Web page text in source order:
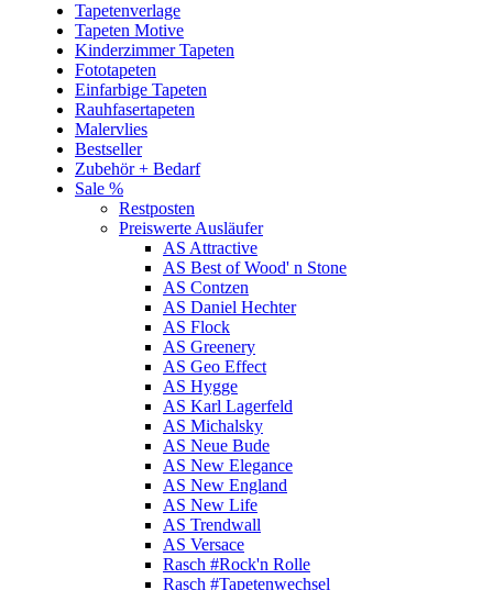
Tapetenverlage
Tapeten Motive
Kinderzimmer Tapeten
Fototapeten
Einfarbige Tapeten
Rauhfasertapeten
Malervlies
Bestseller
Zubehör + Bedarf
Sale %
Restposten
Preiswerte Ausläufer
AS Attractive
AS Best of Wood' n Stone
AS Contzen
AS Daniel Hechter
AS Flock
AS Greenery
AS Geo Effect
AS Hygge
AS Karl Lagerfeld
AS Michalsky
AS Neue Bude
AS New Elegance
AS New England
AS New Life
AS Trendwall
AS Versace
Rasch #Rock'n Rolle
Rasch #Tapetenwechsel